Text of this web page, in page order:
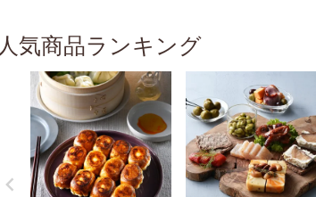
人気商品ランキング